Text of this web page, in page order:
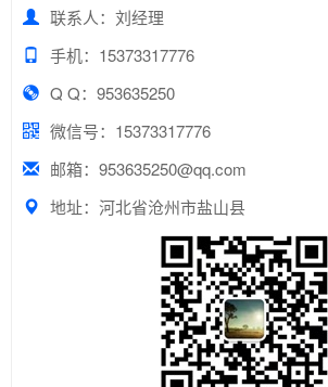
联系人：刘经理
手机：15373317776
Q Q：953635250
微信号：15373317776
邮箱：953635250@qq.com
地址：河北省沧州市盐山县